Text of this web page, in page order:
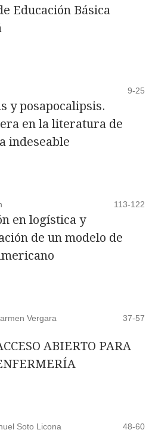
Educación Básica
9-25
y posapocalipsis.
en la literatura de
indeseable
113-122
en logística y
de un modelo de
Vergara
37-57
ABIERTO PARA
Soto Licona 48-60